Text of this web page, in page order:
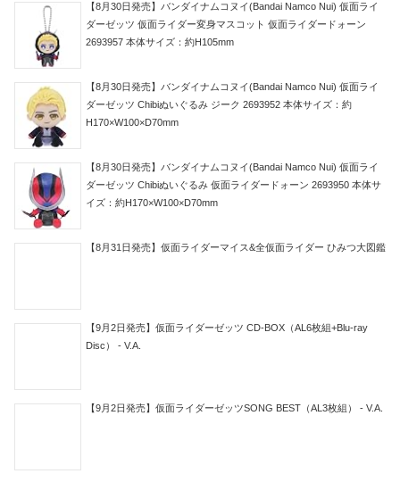
【8月30日発売】バンダイナムコヌイ(Bandai Namco Nui) 仮面ライ
ダーゼッツ 仮面ライダー変身マスコット 仮面ライダードォーン
2693957 本体サイズ：約H105mm
【8月30日発売】バンダイナムコヌイ(Bandai Namco Nui) 仮面ライ
ダーゼッツ Chibiぬいぐるみ ジーク 2693952 本体サイズ：約
H170×W100×D70mm
【8月30日発売】バンダイナムコヌイ(Bandai Namco Nui) 仮面ライ
ダーゼッツ Chibiぬいぐるみ 仮面ライダードォーン 2693950 本体サ
イズ：約H170×W100×D70mm
【8月31日発売】仮面ライダーマイス&全仮面ライダー ひみつ大図鑑
【9月2日発売】仮面ライダーゼッツ CD-BOX（AL6枚組+Blu-ray
Disc） - V.A.
【9月2日発売】仮面ライダーゼッツSONG BEST（AL3枚組） - V.A.